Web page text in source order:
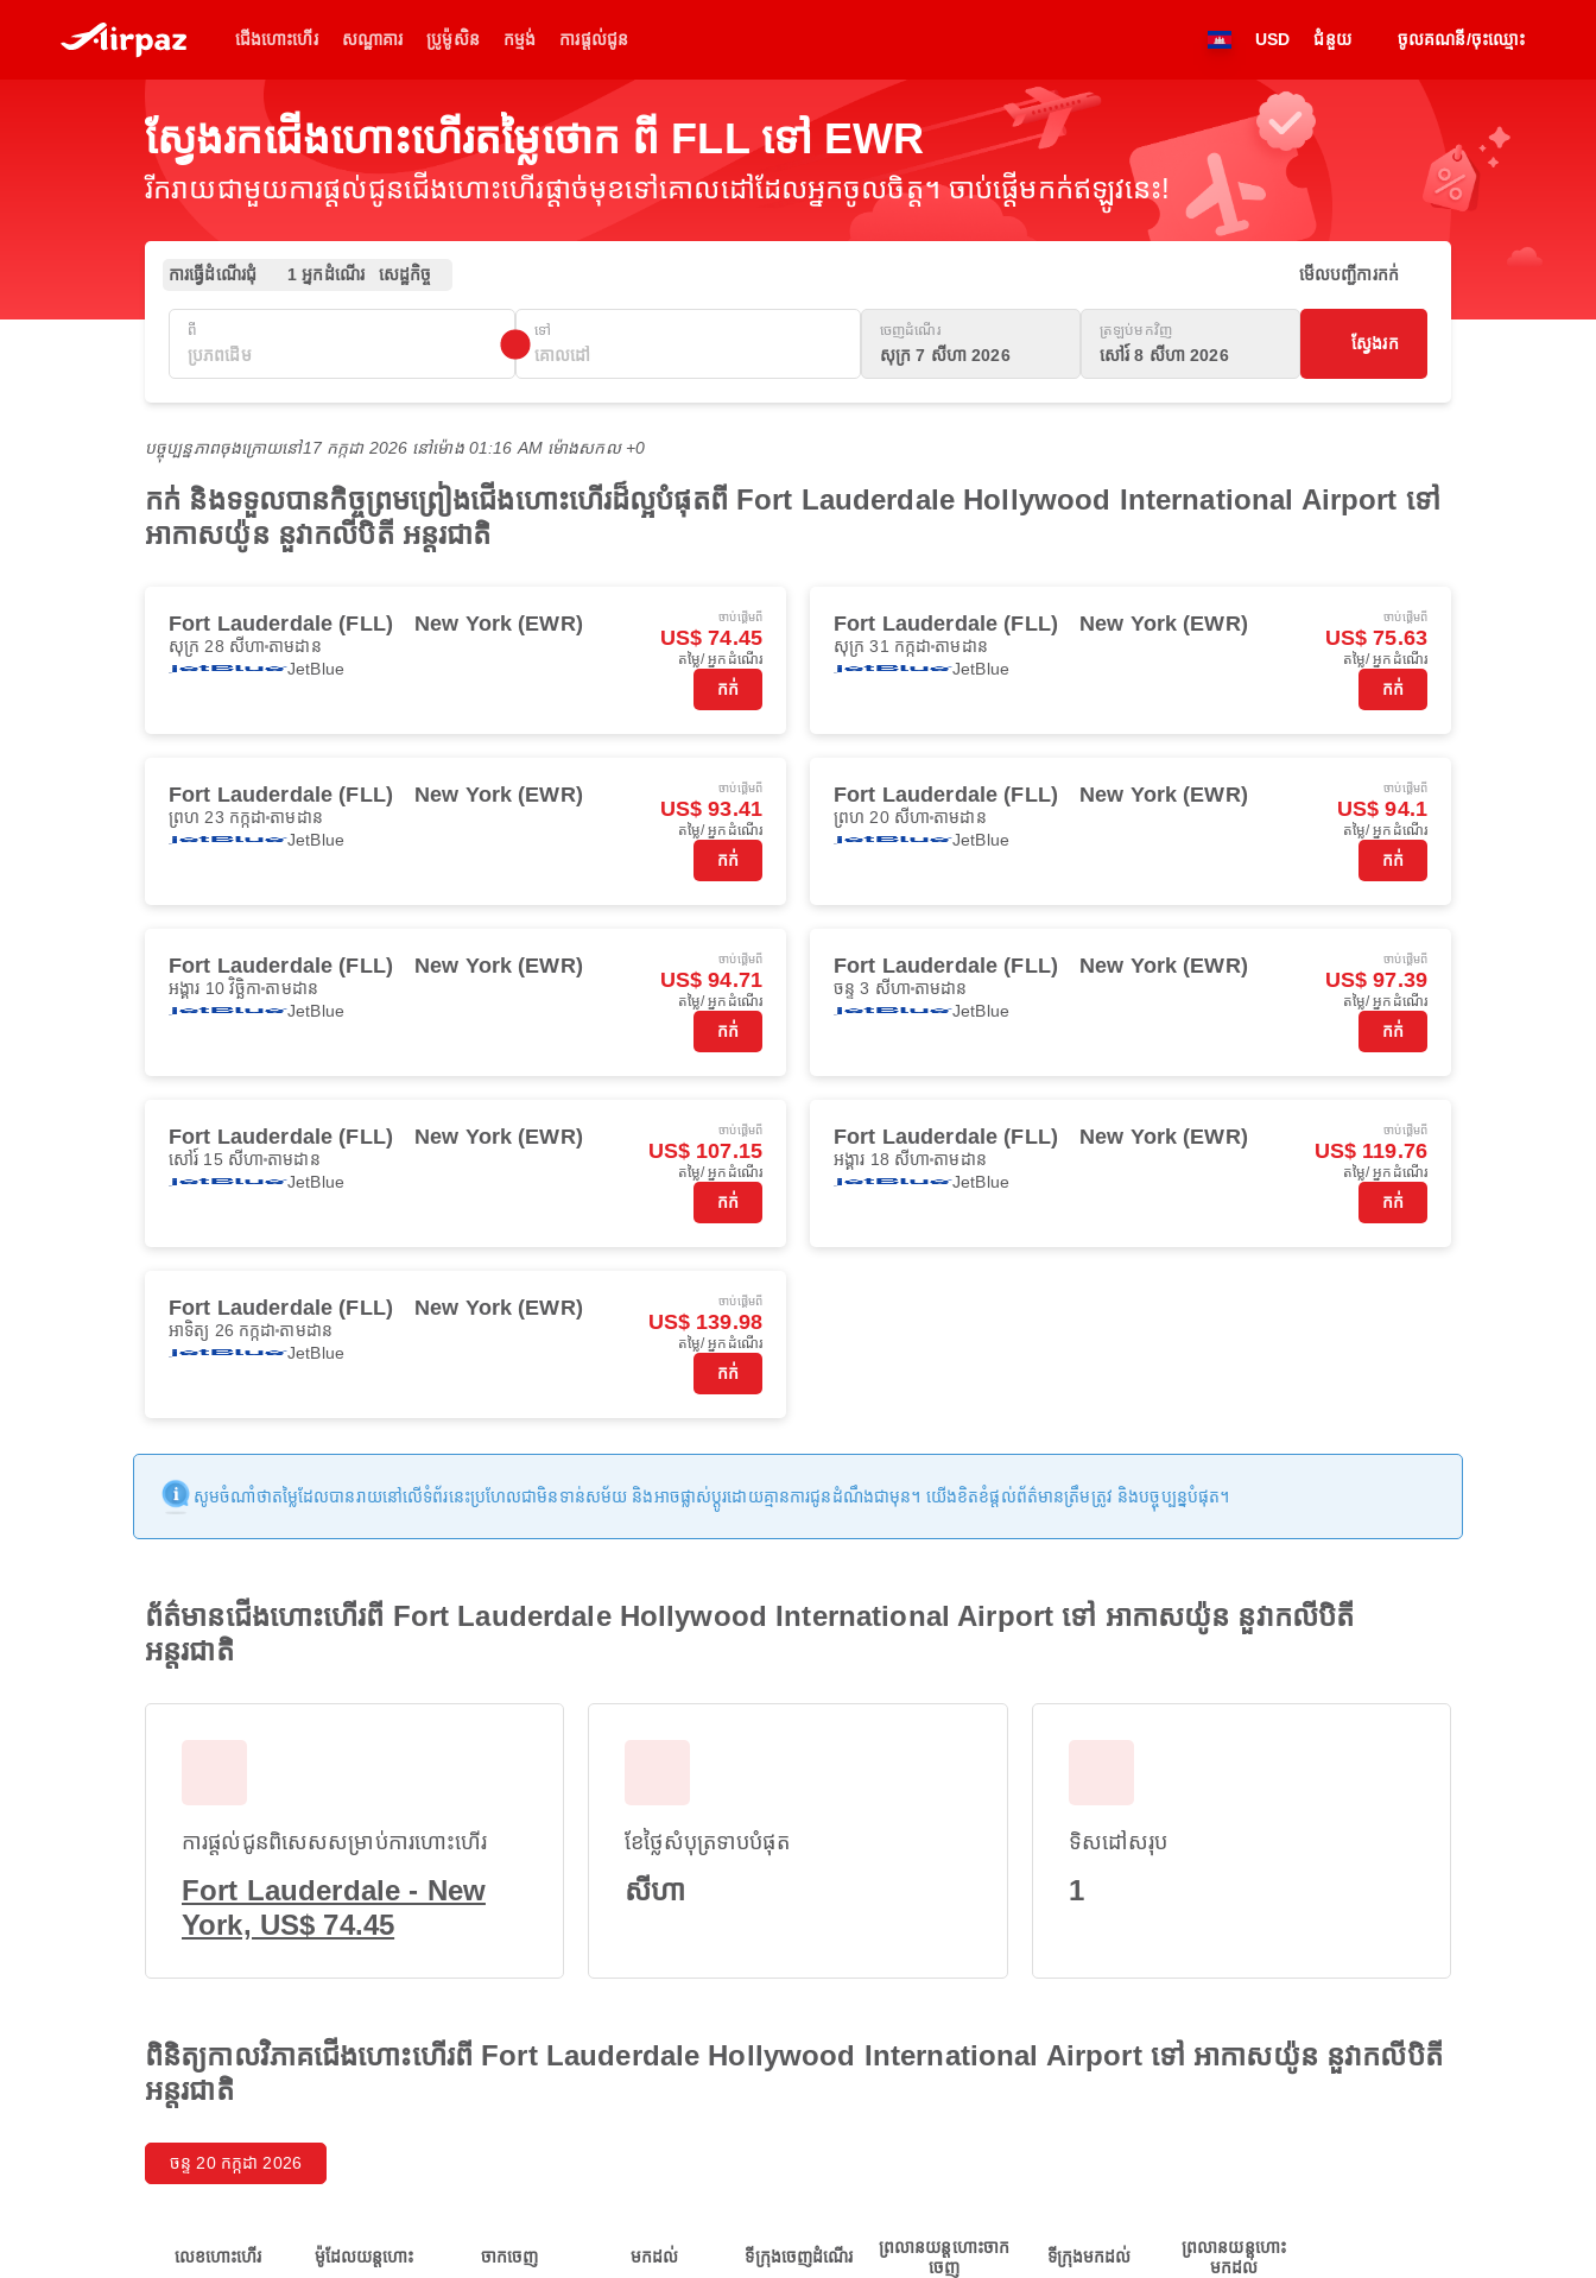
ជើងហោះហើរ សណ្ឋាគារ ប្រូម៉ូសិន កម្មង់ ការផ្តល់ជូន USD ជំនួយ ចូលគណនី/ចុះឈ្មោះ
ស្វែងរកជើងហោះហើរតម្លៃថោក ពី FLL ទៅ EWR
រីករាយជាមួយការផ្តល់ជូនជើងហោះហើរផ្តាច់មុខទៅគោលដៅដែលអ្នកចូលចិត្ត។ ចាប់ផ្តើមកក់ឥឡូវនេះ!
ការធ្វើដំណើរជុំ 1 អ្នកដំណើរ សេដ្ឋកិច្ច មើលបញ្ជីការកក់
ពី ទៅ ចេញដំណើរ
សុក្រ 7 សីហា 2026
ត្រឡប់មកវិញ
សៅរ៍ 8 សីហា 2026
ស្វែងរក
បច្ចុប្បន្នភាពចុងក្រោយនៅ17 កក្កដា 2026 នៅ​ម៉ោង 01:16 AM ម៉ោង​សកល +0
កក់ និងទទួលបានកិច្ចព្រមព្រៀងជើងហោះហើរដ៏ល្អបំផុតពី Fort Lauderdale Hollywood International Airport ទៅ
អាកាសយ៉ូន នួវាកលីបិតី អន្តរជាតិ
Fort Lauderdale (FLL) New York (EWR)
សុក្រ 28 សីហា តាមដាន
JetBlue
ចាប់ផ្ដើមពី
US$ 74.45
តម្លៃ/ អ្នកដំណើរ
កក់
Fort Lauderdale (FLL) New York (EWR)
សុក្រ 31 កក្កដា តាមដាន
JetBlue
ចាប់ផ្ដើមពី
US$ 75.63
តម្លៃ/ អ្នកដំណើរ
កក់
Fort Lauderdale (FLL) New York (EWR)
ព្រហ 23 កក្កដា តាមដាន
JetBlue
ចាប់ផ្ដើមពី
US$ 93.41
តម្លៃ/ អ្នកដំណើរ
កក់
Fort Lauderdale (FLL) New York (EWR)
ព្រហ 20 សីហា តាមដាន
JetBlue
ចាប់ផ្ដើមពី
US$ 94.1
តម្លៃ/ អ្នកដំណើរ
កក់
Fort Lauderdale (FLL) New York (EWR)
អង្គារ 10 វិច្ឆិកា តាមដាន
JetBlue
ចាប់ផ្ដើមពី
US$ 94.71
តម្លៃ/ អ្នកដំណើរ
កក់
Fort Lauderdale (FLL) New York (EWR)
ចន្ទ 3 សីហា តាមដាន
JetBlue
ចាប់ផ្ដើមពី
US$ 97.39
តម្លៃ/ អ្នកដំណើរ
កក់
Fort Lauderdale (FLL) New York (EWR)
សៅរ៍ 15 សីហា តាមដាន
JetBlue
ចាប់ផ្ដើមពី
US$ 107.15
តម្លៃ/ អ្នកដំណើរ
កក់
Fort Lauderdale (FLL) New York (EWR)
អង្គារ 18 សីហា តាមដាន
JetBlue
ចាប់ផ្ដើមពី
US$ 119.76
តម្លៃ/ អ្នកដំណើរ
កក់
Fort Lauderdale (FLL) New York (EWR)
អាទិត្យ 26 កក្កដា តាមដាន
JetBlue
ចាប់ផ្ដើមពី
US$ 139.98
តម្លៃ/ អ្នកដំណើរ
កក់
សូមចំណាំថាតម្លៃដែលបានរាយនៅលើទំព័រនេះប្រហែលជាមិនទាន់សម័យ និងអាចផ្លាស់ប្តូរដោយគ្មានការជូនដំណឹងជាមុន។ យើងខិតខំផ្តល់ព័ត៌មានត្រឹមត្រូវ និងបច្ចុប្បន្នបំផុត។
ព័ត៌មានជើងហោះហើរពី Fort Lauderdale Hollywood International Airport ទៅ អាកាសយ៉ូន នួវាកលីបិតី
អន្តរជាតិ
ការផ្តល់ជូនពិសេសសម្រាប់ការហោះហើរ
Fort Lauderdale - New
York, US$ 74.45
ខែថ្លៃសំបុត្រទាបបំផុត
សីហា
ទិសដៅសរុប
1
ពិនិត្យកាលវិភាគជើងហោះហើរពី Fort Lauderdale Hollywood International Airport ទៅ អាកាសយ៉ូន នួវាកលីបិតី
អន្តរជាតិ
ចន្ទ 20 កក្កដា 2026
លេខហោះហើរ ម៉ូដែលយន្តហោះ ចាកចេញ មកដល់ ទីក្រុងចេញដំណើរ
ព្រលានយន្តហោះចាក
ចេញ
ទីក្រុងមកដល់
ព្រលានយន្តហោះ
មកដល់